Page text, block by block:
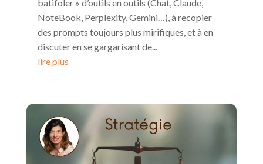
batifoler » d’outils en outils (Chat, Claude,
NoteBook, Perplexity, Gemini…), à recopier
des prompts toujours plus mirifiques, et à en
discuter en se gargarisant de...
lire plus